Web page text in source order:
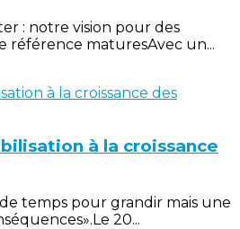
: notre vision pour des
référence maturesAvec un...
à la croissance
temps pour grandir mais une
20...